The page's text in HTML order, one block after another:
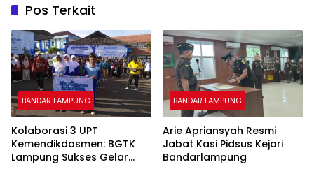
Pos Terkait
BANDAR LAMPUNG
Kolaborasi 3 UPT
Kemendikdasmen: BGTK
Lampung Sukses Gelar
BANDAR LAMPUNG
Arie Apriansyah Resmi
Jabat Kasi Pidsus Kejari
Bandarlampung